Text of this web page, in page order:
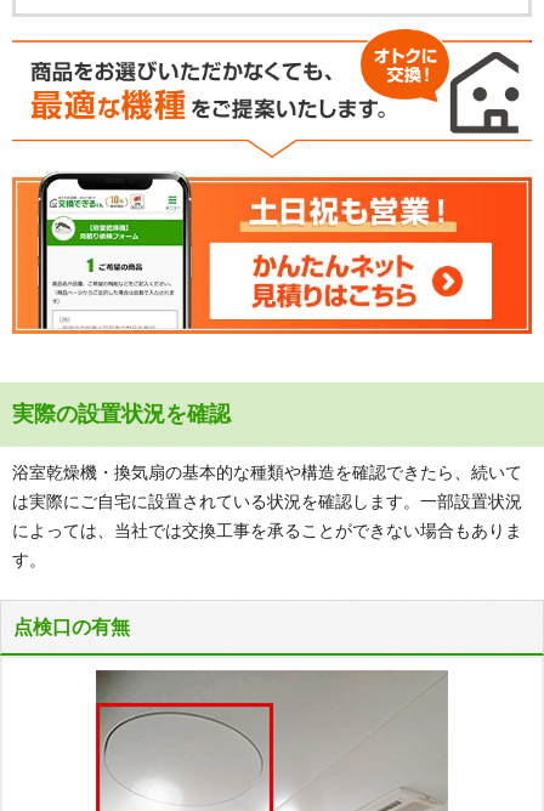
実際の設置状況を確認
浴室乾燥機・換気扇の基本的な種類や構造を確認できたら、続いて
は実際にご自宅に設置されている状況を確認します。一部設置状況
によっては、当社では交換工事を承ることができない場合もありま
す。
点検口の有無